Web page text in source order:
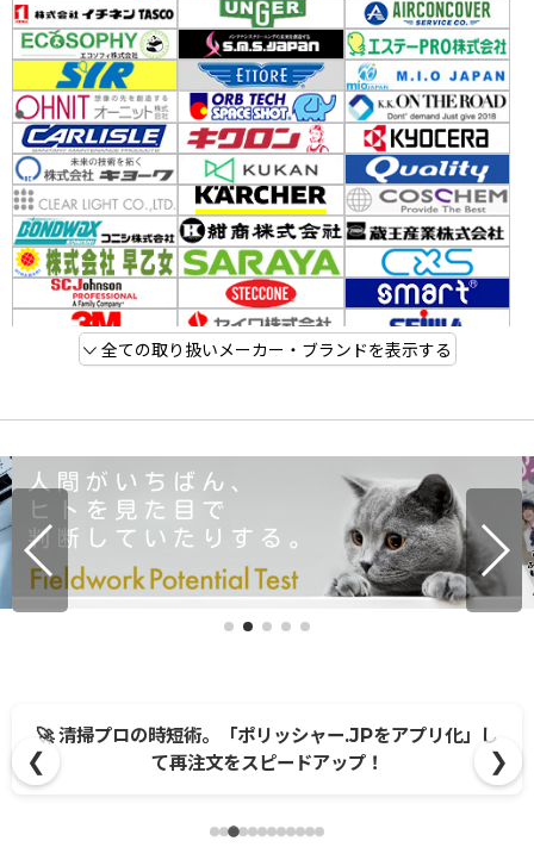
全ての取り扱いメーカー・ブランドを表示する
🚀 清掃プロの時短術。「ポリッシャー.JPをアプリ化」し
て再注文をスピードアップ！
❮ ❯